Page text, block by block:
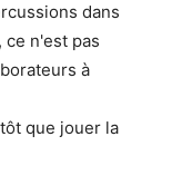
dans
ce n'est pas
à
que jouer la